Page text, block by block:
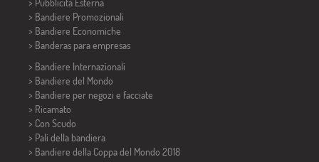
> Pubblicità Esterna
> Bandiere Promozionali
> Bandiere Economiche
> Banderas para empresas
> Bandiere Internazionali
> Bandiere del Mondo
> Bandiere per negozi e facciate
> Ricamato
> Con Scudo
> Pali della bandiera
> Bandiere della Coppa del Mondo 2018